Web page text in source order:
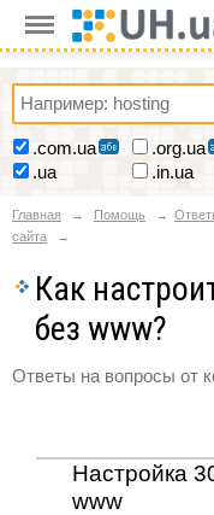
.com.ua .org.ua
.ua
.in.ua
Главная Помощь
сайта
Как
без www?
Ответы на вопросы от
Настройка
www